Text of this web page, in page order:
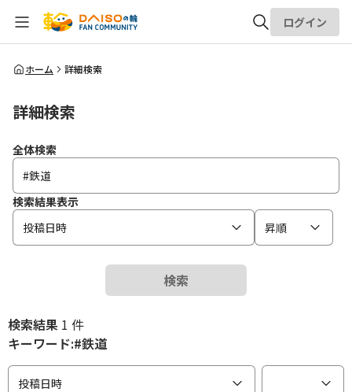
全体検索
ログイン
ホーム 詳細検索
詳細検索
全体検索
検索結果表示
投稿日時
昇順
検索
検索結果 1 件
キーワード:#鉄道
投稿日時